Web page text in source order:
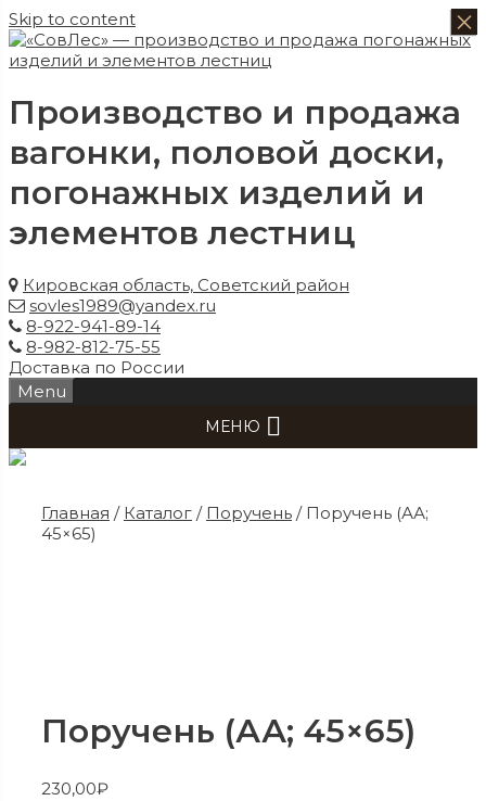
Skip to content
Производство и продажа
вагонки, половой доски,
погонажных изделий и
элементов лестниц
Кировская область, Советский район
sovles1989@yandex.ru
8-922-941-89-14
8-982-812-75-55
Доставка по России
Menu
МЕНЮ
Главная / Каталог / Поручень / Поручень (АА;
45×65)
Поручень (АА; 45×65)
230,00₽
×
×
×
×